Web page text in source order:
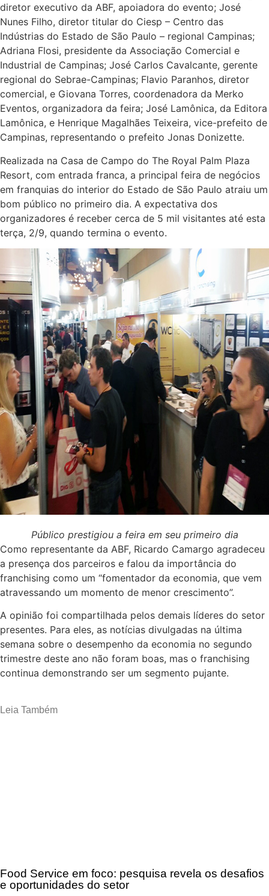
diretor executivo da ABF, apoiadora do evento; José
Nunes Filho, diretor titular do Ciesp – Centro das
Indústrias do Estado de São Paulo – regional Campinas;
Adriana Flosi, presidente da Associação Comercial e
Industrial de Campinas; José Carlos Cavalcante, gerente
regional do Sebrae-Campinas; Flavio Paranhos, diretor
comercial, e Giovana Torres, coordenadora da Merko
Eventos, organizadora da feira; José Lamônica, da Editora
Lamônica, e Henrique Magalhães Teixeira, vice-prefeito de
Campinas, representando o prefeito Jonas Donizette.
Realizada na Casa de Campo do The Royal Palm Plaza
Resort, com entrada franca, a principal feira de negócios
em franquias do interior do Estado de São Paulo atraiu um
bom público no primeiro dia. A expectativa dos
organizadores é receber cerca de 5 mil visitantes até esta
terça, 2/9, quando termina o evento.
Público prestigiou a feira em seu primeiro dia
Como representante da ABF, Ricardo Camargo agradeceu
a presença dos parceiros e falou da importância do
franchising como um “fomentador da economia, que vem
atravessando um momento de menor crescimento”.
A opinião foi compartilhada pelos demais líderes do setor
presentes. Para eles, as notícias divulgadas na última
semana sobre o desempenho da economia no segundo
trimestre deste ano não foram boas, mas o franchising
continua demonstrando ser um segmento pujante.
Leia Também
Food Service em foco: pesquisa revela os desafios
e oportunidades do setor